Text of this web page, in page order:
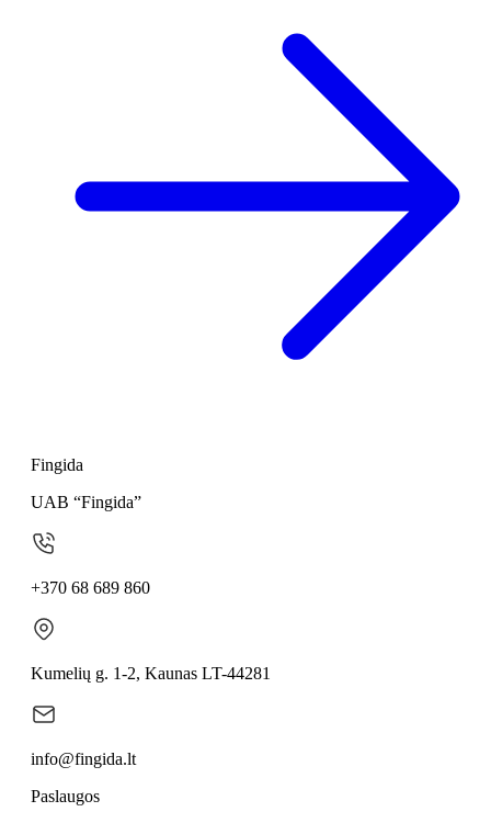
Fingida
UAB “Fingida”
+370 68 689 860
Kumelių g. 1-2, Kaunas LT-44281
info@fingida.lt
Paslaugos